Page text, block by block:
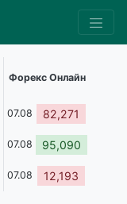
Форекс Онлайн
07.08 82,271
07.08 95,090
07.08 12,193